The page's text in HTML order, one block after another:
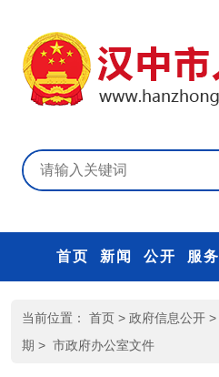
首页 新闻 公开 服务
当前位置： 首页 > 政府信息公开 >
期 > 市政府办公室文件